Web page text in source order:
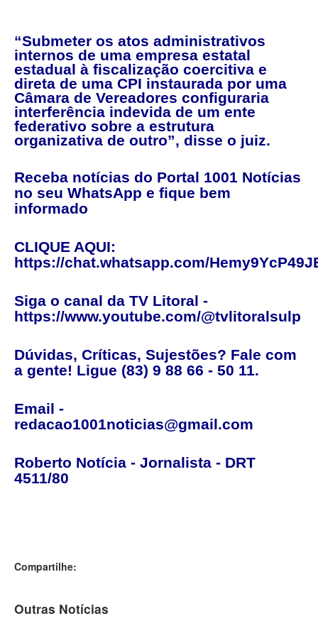
“Submeter os atos administrativos
internos de uma empresa estatal
estadual à fiscalização coercitiva e
direta de uma CPI instaurada por uma
Câmara de Vereadores configuraria
interferência indevida de um ente
federativo sobre a estrutura
organizativa de outro”, disse o juiz.
Receba notícias do Portal 1001 Notícias
no seu WhatsApp e fique bem
informado
CLIQUE AQUI:
https://chat.whatsapp.com/
Siga o canal da TV Litoral -
https://www.youtube.com/@tvlitoralsulp
Dúvidas, Críticas, Sujestões? Fale com
a gente! Ligue (83) 9 88 66 - 50 11.
Email -
redacao1001noticias@gmail.com
Roberto Notícia - Jornalista - DRT
4511/80
Compartilhe:
Outras Notícias